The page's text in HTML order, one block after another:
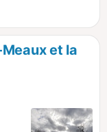
voisins.
cultivées, où les
de porter
Sancy et
respectifs. La
on parcourt
de golf de
du Bois le
par une visite
et la